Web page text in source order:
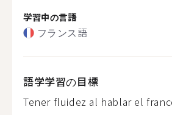
学習中の言語
フランス語
語学学習の目標
Tener fluidez al hablar el